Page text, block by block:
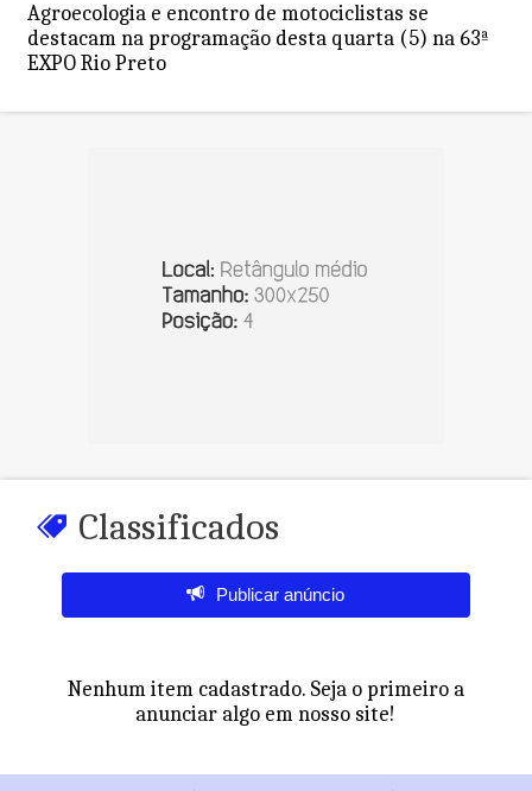
Agroecologia e encontro de motociclistas se
destacam na programação desta quarta (5) na 63ª
EXPO Rio Preto
Classificados
Publicar anúncio
Nenhum item cadastrado. Seja o primeiro a
anunciar algo em nosso site!